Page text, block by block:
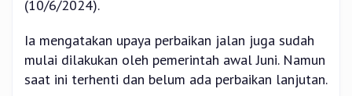
(10/6/2024).
Ia mengatakan upaya perbaikan jalan juga sudah
mulai dilakukan oleh pemerintah awal Juni. Namun
saat ini terhenti dan belum ada perbaikan lanjutan.